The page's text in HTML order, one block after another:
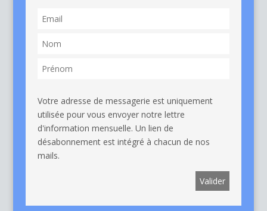
Votre adresse de messagerie est uniquement
utilisée pour vous envoyer notre lettre
d'information mensuelle. Un lien de
désabonnement est intégré à chacun de nos
mails.